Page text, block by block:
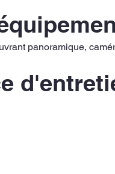
panoramique,